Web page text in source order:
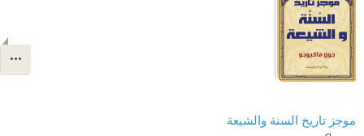
موجز تاريخ السنة والشيعة